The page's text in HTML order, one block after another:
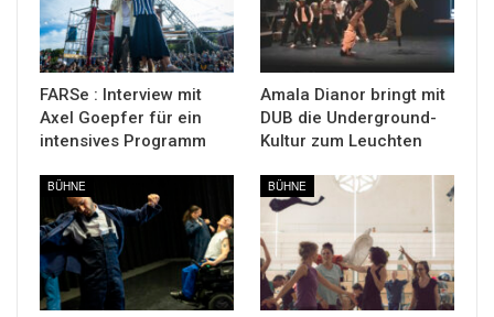
FARSe : Interview mit
Axel Goepfer für ein
intensives Programm
Amala Dianor bringt mit
DUB die Underground-
Kultur zum Leuchten
BÜHNE BÜHNE